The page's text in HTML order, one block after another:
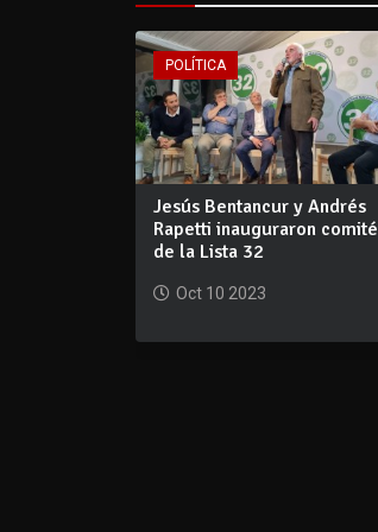
POLÍTICA
Jesús Bentancur y Andrés
Rapetti inauguraron comité
de la Lista 32
Oct 10 2023